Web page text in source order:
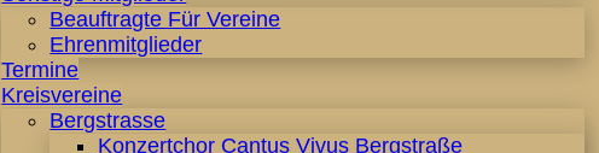
Beauftragte Für Vereine
Ehrenmitglieder
Termine
Kreisvereine
Bergstrasse
Konzertchor Cantus Vivus Bergstraße